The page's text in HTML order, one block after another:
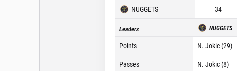
NUGGETS
34
Leaders NUGGETS
Points N. Jokic (29)
Passes
N. Jokic (8)